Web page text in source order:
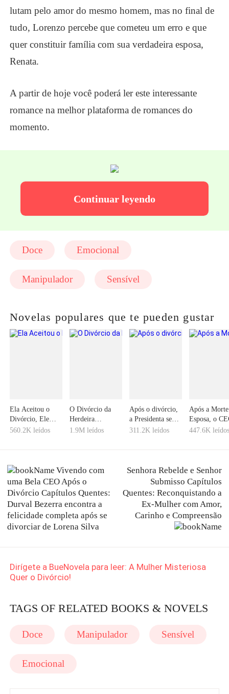
lutam pelo amor do mesmo homem, mas no final de
tudo, Lorenzo percebe que cometeu um erro e que
quer constituir família com sua verdadeira esposa,
Renata.
A partir de hoje você poderá ler este interessante
romance na melhor plataforma de romances do
momento.
Continuar leyendo
Doce Emocional
Manipulador Sensível
Novelas populares que te pueden gustar
Ela Aceitou o
Divórcio, Ele
Entrou em Pânico
560.2K leídos
O Divórcio da
Herdeira
Bilionária
1.9M leídos
Após o divórcio,
a Presidenta se
arrependeu
311.2K leídos
Após a
Esposa, o
Envelheceu
447.6K
Vivendo com
uma Bela CEO Após o
Divórcio Capítulos Quentes:
Durval Bezerra encontra a
felicidade completa após se
divorciar de Lorena Silva
Senhora Rebelde e Senhor
Submisso Capítulos
Quentes: Reconquistando a
Ex-Mulher com Amor,
Carinho e Compreensão
Dirígete a BueNovela para leer: A Mulher Misteriosa
Quer o Divórcio!
TAGS OF RELATED BOOKS & NOVELS
Doce Manipulador Sensível
Emocional